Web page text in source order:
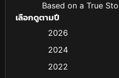
Based on a True
Biography ชีวิต
เลือกดูตามปี
2026
2024
2022